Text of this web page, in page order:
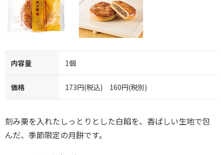
内容量 1個
価格 173円(税込) 160円(税別)
刻み栗を入れたしっとりとした白餡を、香ばしい生地で包
んだ、季節限定の月餅です。